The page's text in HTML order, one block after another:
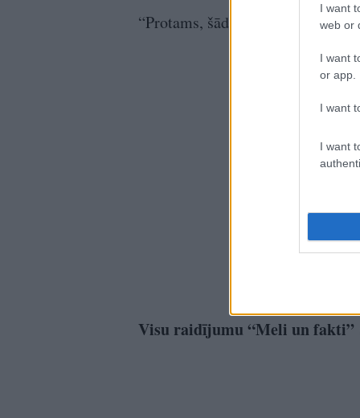
I want
web or
I want
or app.
I want
I want
“Protams, šādi gadījumi var
Visu raidījumu “Meli un fakti”